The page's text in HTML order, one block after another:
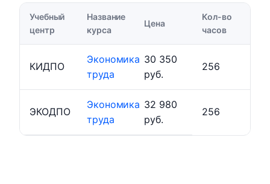
Учебный
центр
Название
курса
Цена
Кол-во
часов
КИДПО
Экономика
труда
30 350
руб.
256
ЭКОДПО
Экономика
труда
32 980
руб.
256